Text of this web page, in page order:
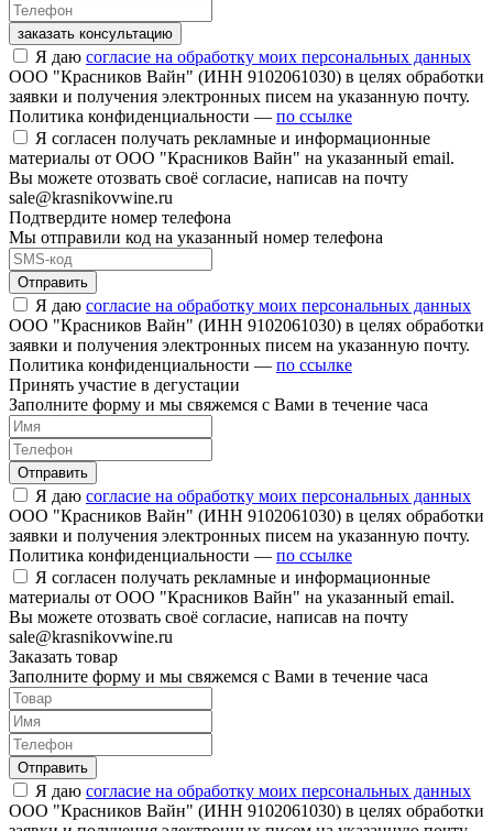
заказать консультацию
Я даю согласие на обработку моих персональных данных
ООО "Красников Вайн" (ИНН 9102061030) в целях обработки
заявки и получения электронных писем на указанную почту.
Политика конфиденциальности — по ссылке
Я согласен получать рекламные и информационные
материалы от ООО "Красников Вайн" на указанный email.
Вы можете отозвать своё согласие, написав на почту
sale@krasnikovwine.ru
Подтвердите номер телефона
Мы отправили код на указанный номер телефона
Отправить
Я даю согласие на обработку моих персональных данных
ООО "Красников Вайн" (ИНН 9102061030) в целях обработки
заявки и получения электронных писем на указанную почту.
Политика конфиденциальности — по ссылке
Принять участие в дегустации
Заполните форму и мы свяжемся с Вами в течение часа
Отправить
Я даю согласие на обработку моих персональных данных
ООО "Красников Вайн" (ИНН 9102061030) в целях обработки
заявки и получения электронных писем на указанную почту.
Политика конфиденциальности — по ссылке
Я согласен получать рекламные и информационные
материалы от ООО "Красников Вайн" на указанный email.
Вы можете отозвать своё согласие, написав на почту
sale@krasnikovwine.ru
Заказать товар
Заполните форму и мы свяжемся с Вами в течение часа
Отправить
Я даю согласие на обработку моих персональных данных
ООО "Красников Вайн" (ИНН 9102061030) в целях обработки